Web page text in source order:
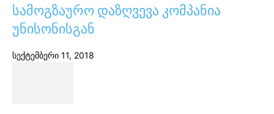
სამოგზაურო დაზღვევა კომპანია
უნისონისგან
სექტემბერი 11, 2018